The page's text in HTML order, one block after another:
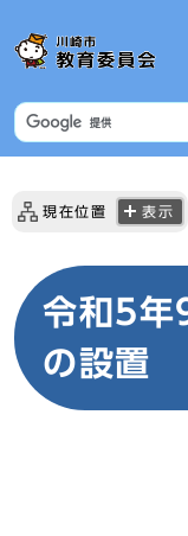
現在位置 表示
令和5年
の設置